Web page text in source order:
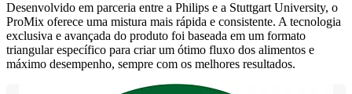
Desenvolvido em parceria entre a Philips e a Stuttgart University, o
ProMix oferece uma mistura mais rápida e consistente. A tecnologia
exclusiva e avançada do produto foi baseada em um formato
triangular específico para criar um ótimo fluxo dos alimentos e
máximo desempenho, sempre com os melhores resultados.